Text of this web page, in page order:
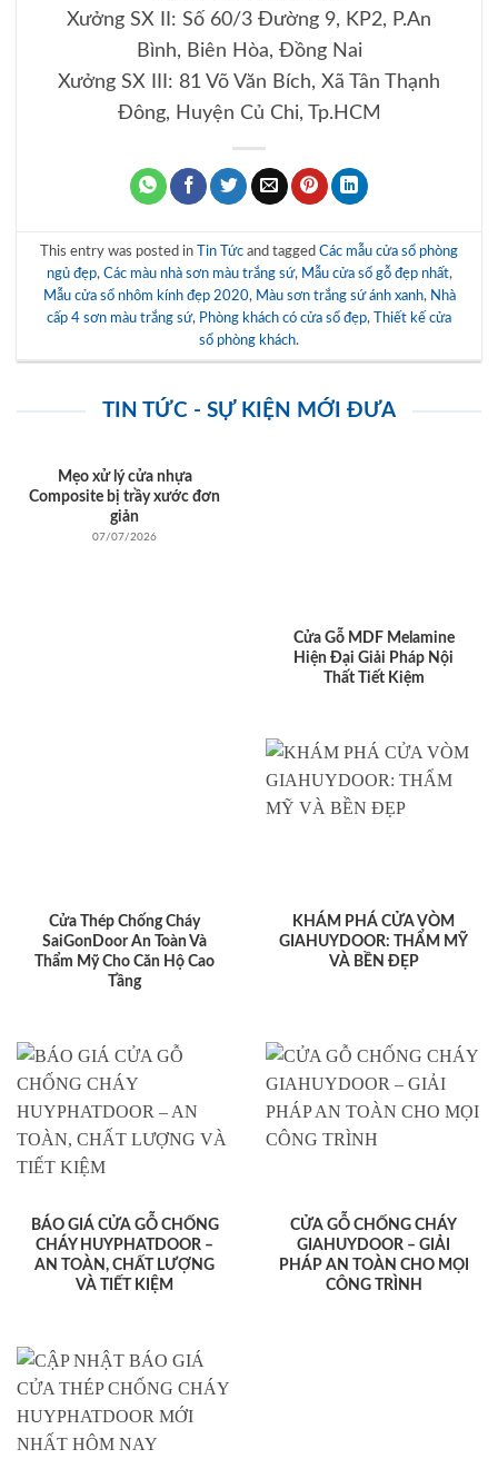
Xưởng SX II: Số 60/3 Đường 9, KP2, P.An
Bình, Biên Hòa, Đồng Nai
Xưởng SX III: 81 Võ Văn Bích, Xã Tân Thạnh
Đông, Huyện Củ Chi, Tp.HCM
This entry was posted in Tin Tức and tagged Các mẫu cửa sổ phòng
ngủ đẹp, Các màu nhà sơn màu trắng sứ, Mẫu cửa sổ gỗ đẹp nhất,
Mẫu cửa sổ nhôm kính đẹp 2020, Màu sơn trắng sứ ánh xanh, Nhà
cấp 4 sơn màu trắng sứ, Phòng khách có cửa sổ đẹp,
Thiết kế cửa
sổ phòng khách.
TIN TỨC - SỰ KIỆN MỚI ĐƯA
Mẹo xử lý cửa nhựa
Composite bị trầy xước đơn
giản
07/07/2026
Cửa Gỗ MDF Melamine
Hiện Đại Giải Pháp Nội
Thất Tiết Kiệm
Cửa Thép Chống Cháy
SaiGonDoor An Toàn Và
Thẩm Mỹ Cho Căn Hộ Cao
Tầng
KHÁM PHÁ CỬA VÒM
GIAHUYDOOR: THẨM MỸ
VÀ BỀN ĐẸP
BÁO GIÁ CỬA GỖ CHỐNG
CHÁY HUYPHATDOOR –
AN TOÀN, CHẤT LƯỢNG
VÀ TIẾT KIỆM
CỬA GỖ CHỐNG CHÁY
GIAHUYDOOR – GIẢI
PHÁP AN TOÀN CHO MỌI
CÔNG TRÌNH